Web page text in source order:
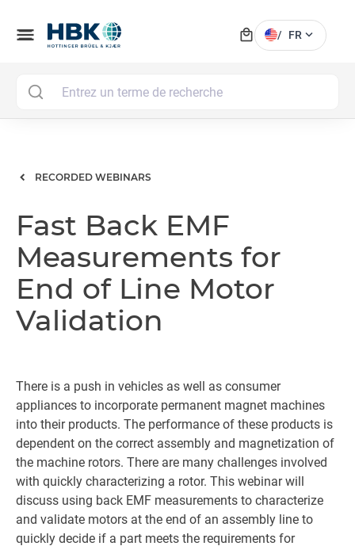
menu local_mall / FR expand_more
RECORDED WEBINARS
Fast Back EMF
Measurements for
End of Line Motor
Validation
There is a push in vehicles as well as consumer
appliances to incorporate permanent magnet machines
into their products. The performance of these products is
dependent on the correct assembly and magnetization of
the machine rotors. There are many challenges involved
with quickly characterizing a rotor. This webinar will
discuss using back EMF measurements to characterize
and validate motors at the end of an assembly line to
quickly decide if a part meets the requirements for